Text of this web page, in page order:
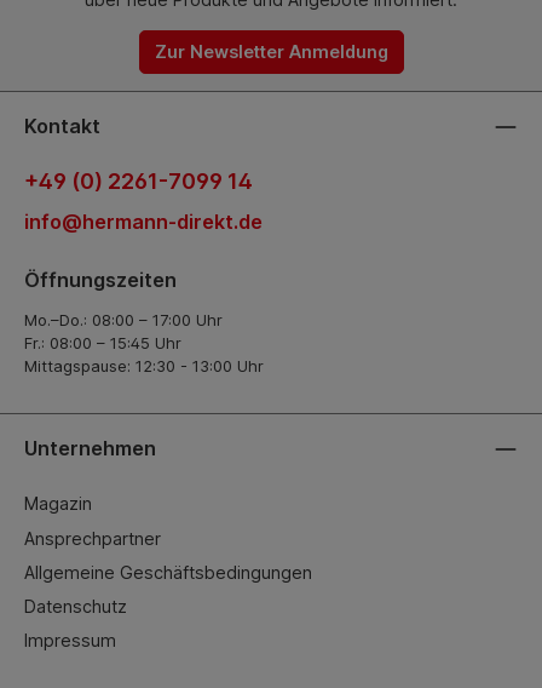
Zur Newsletter Anmeldung
Kontakt
+49 (0) 2261-7099 14
info@hermann-direkt.de
Öffnungszeiten
Mo.–Do.: 08:00 – 17:00 Uhr
Fr.: 08:00 – 15:45 Uhr
Mittagspause: 12:30 - 13:00 Uhr
Unternehmen
Magazin
Ansprechpartner
Allgemeine Geschäftsbedingungen
Datenschutz
Impressum